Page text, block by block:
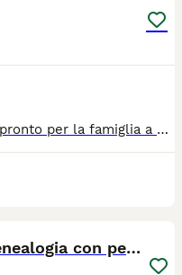
Maschio Persiano Exotic bianco, pronto per la famiglia a fine agosto, ciclo vaccini, microchip, pedigree ENFI, sverminato. La consegna viene effettuata dal veterinario che rilascia un certificato di ottima salute.
Cuccioli di persiano alta genealogia con pedigree